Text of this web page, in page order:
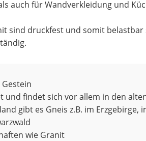
auch für Wandverkleidung und
sind druckfest und somit belastbar
und findet sich vor allem in den
gibt es Gneis z.B. im Erzgebirge,
wie Granit